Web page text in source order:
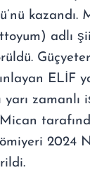
kazandı.
adlı
ELİF
yarı
2024